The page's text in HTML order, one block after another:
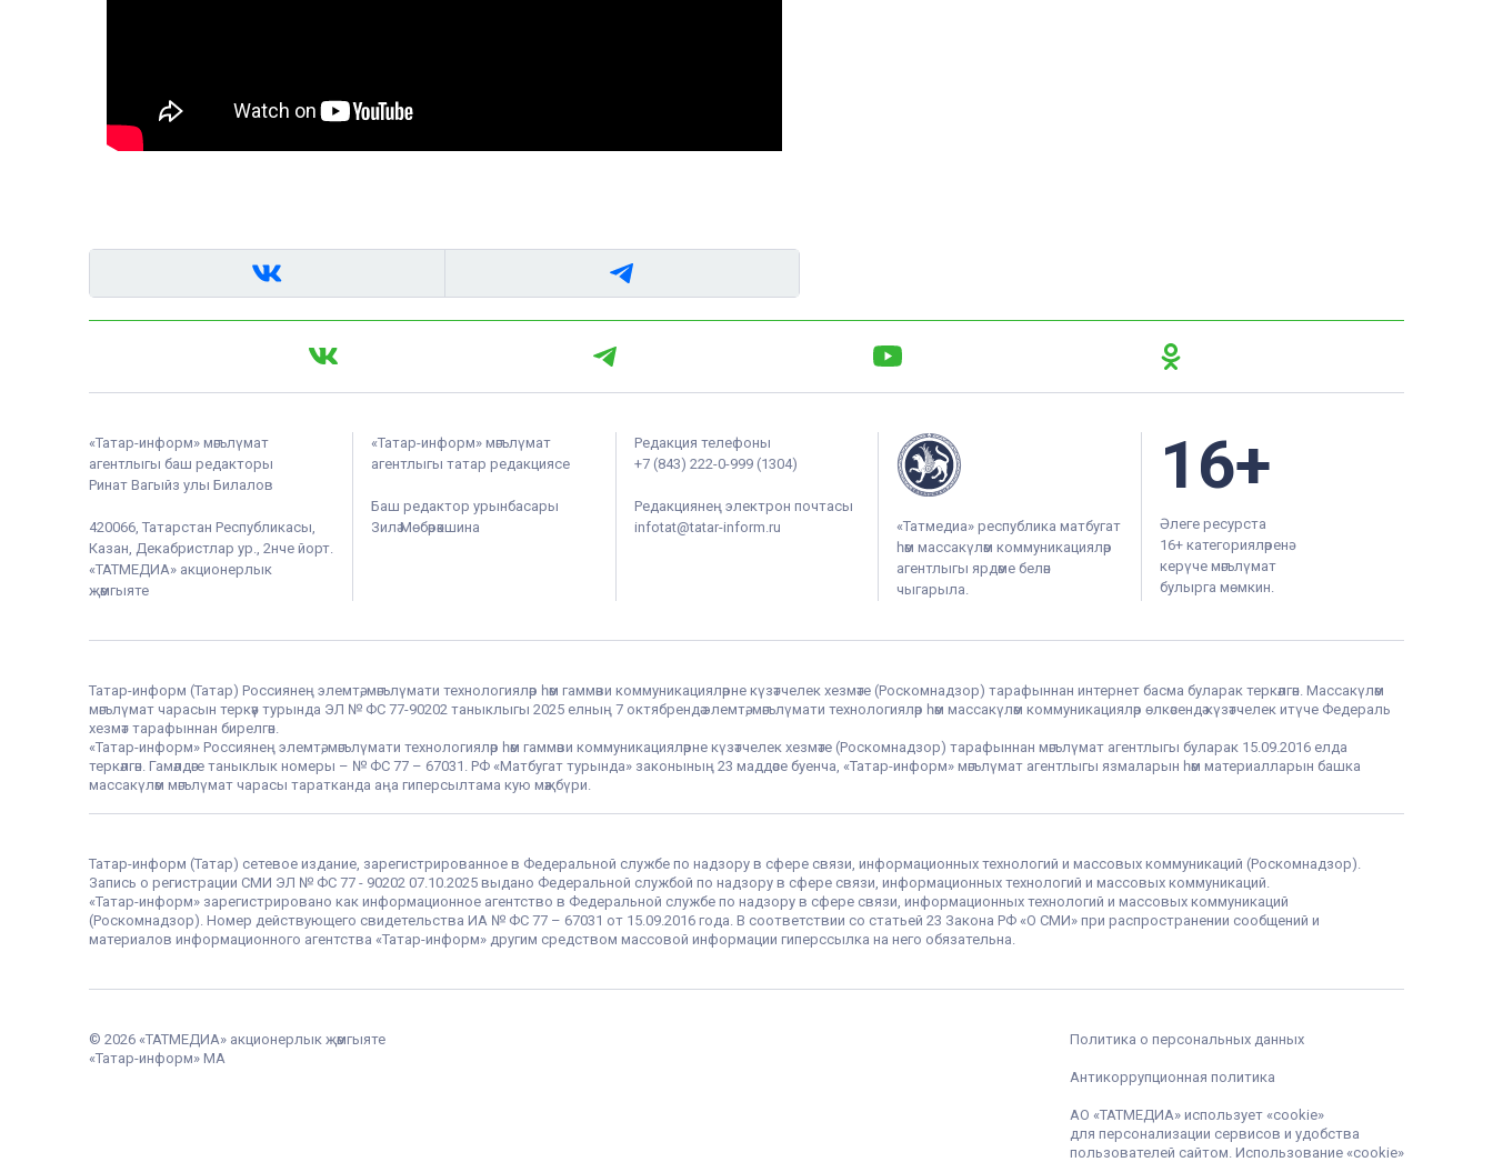
«Татар-информ» мәгълүмат
агентлыгы баш редакторы
Ринат Вагыйз улы Билалов
420066, Татарстан Республикасы,
Казан, Декабристлар ур., 2нче йорт.
«ТАТМЕДИА» акционерлык
җәмгыяте
«Татар-информ» мәгълүмат
агентлыгы татар редакциясе
Баш редактор урынбасары
Зилә Мөбәрәкшина
Редакция телефоны
+7 (843) 222-0-999 (1304)
Редакциянең электрон почтасы
infotat@tatar-inform.ru
«Татмедиа» республика матбугат
һәм массакүләм коммуникацияләр
агентлыгы ярдәме белән
чыгарыла.
16+
Әлеге ресурста
16+ категорияләренә
керүче мәгълүмат
булырга мөмкин.
Татар-информ (Татар) Россиянең элемтә, мәгълүмати технологияләр һәм гаммәви коммуникацияләрне күзәтчелек хезмәте (Роскомнадзор) тарафыннан интернет басма буларак теркәлгән. Массакүләм
мәгълүмат чарасын теркәү турында ЭЛ № ФС 77-90202 таныклыгы 2025 елның 7 октябрендә элемтә, мәгълүмати технологияләр һәм массакүләм коммуникацияләр өлкәсендә күзәтчелек итүче Федераль
хезмәт тарафыннан бирелгән.
«Татар-информ» Россиянең элемтә, мәгълүмати технологияләр һәм гаммәви коммуникацияләрне күзәтчелек хезмәте (Роскомнадзор) тарафыннан мәгълүмат агентлыгы буларак 15.09.2016 елда
теркәлгән. Гамәлдәге таныклык номеры – № ФС 77 – 67031. РФ «Матбугат турында» законының 23 маддәсе буенча, «Татар-информ» мәгълүмат агентлыгы язмаларын һәм материалларын башка
массакүләм мәгълүмат чарасы таратканда аңа гиперсылтама кую мәҗбүри.
Татар-информ (Татар) сетевое издание, зарегистрированное в Федеральной службе по надзору в сфере связи, информационных технологий и массовых коммуникаций (Роскомнадзор).
Запись о регистрации СМИ ЭЛ № ФС 77 - 90202 07.10.2025 выдано Федеральной службой по надзору в сфере связи, информационных технологий и массовых коммуникаций.
«Татар-информ» зарегистрировано как информационное агентство в Федеральной службе по надзору в сфере связи, информационных технологий и массовых коммуникаций
(Роскомнадзор). Номер действующего свидетельства ИА № ФС 77 – 67031 от 15.09.2016 года. В соответствии со статьей 23 Закона РФ «О СМИ» при распространении сообщений и
материалов информационного агентства «Татар-информ» другим средством массовой информации гиперссылка на него обязательна.
© 2026 «ТАТМЕДИА» акционерлык җәмгыяте
«Татар-информ» МА
Политика о персональных данных
Антикоррупционная политика
АО «ТАТМЕДИА» использует «cookie»
для персонализации сервисов и удобства
пользователей сайтом. Использование «cookie»